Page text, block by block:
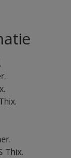
Thix.